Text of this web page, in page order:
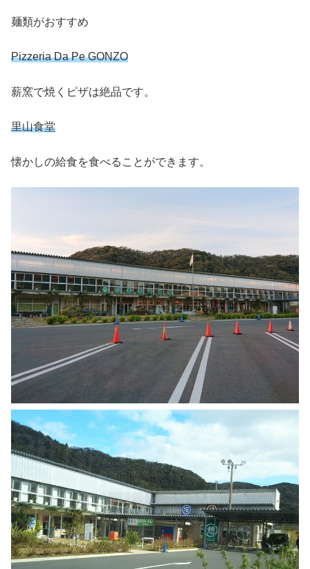
麺類がおすすめ
Pizzeria Da Pe GONZO
薪窯で焼くピザは絶品です。
里山食堂
懐かしの給食を食べることができます。